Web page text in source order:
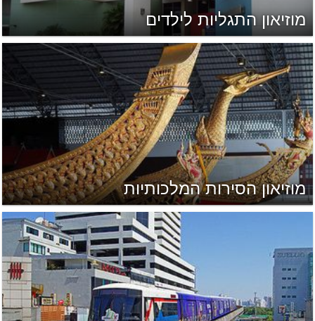
מוזיאון התגליות לילדים
מוזיאון הסירות המלכותיות